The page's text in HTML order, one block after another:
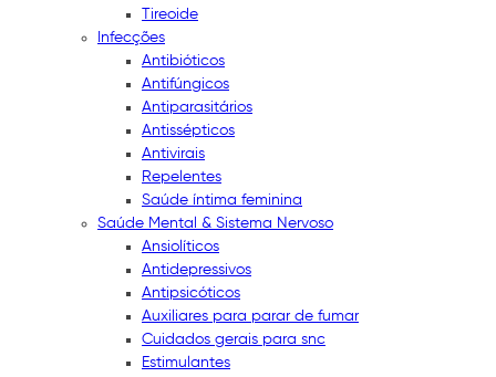
Tireoide
Infecções
Antibióticos
Antifúngicos
Antiparasitários
Antissépticos
Antivirais
Repelentes
Saúde íntima feminina
Saúde Mental & Sistema Nervoso
Ansiolíticos
Antidepressivos
Antipsicóticos
Auxiliares para parar de fumar
Cuidados gerais para snc
Estimulantes